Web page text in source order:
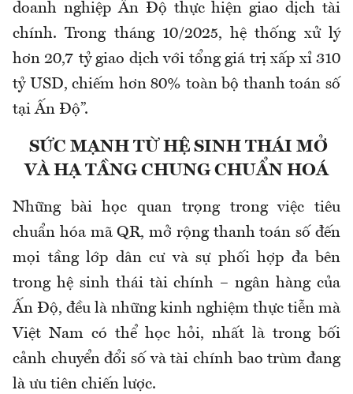
doanh nghiệp Ấn Độ thực hiện giao dịch tài
chính. Trong tháng 10/2025, hệ thống xử lý
hơn 20,7 tỷ giao dịch với tổng giá trị xấp xỉ 310
tỷ USD, chiếm hơn 80% toàn bộ thanh toán số
tại Ấn Độ”.
SỨC MẠNH TỪ HỆ SINH THÁI MỞ
VÀ HẠ TẦNG CHUNG CHUẨN HOÁ
Những bài học quan trọng trong việc tiêu
chuẩn hóa mã QR, mở rộng thanh toán số đến
mọi tầng lớp dân cư và sự phối hợp đa bên
trong hệ sinh thái tài chính – ngân hàng của
Ấn Độ, đều là những kinh nghiệm thực tiễn mà
Việt Nam có thể học hỏi, nhất là trong bối
cảnh chuyển đổi số và tài chính bao trùm đang
là ưu tiên chiến lược.